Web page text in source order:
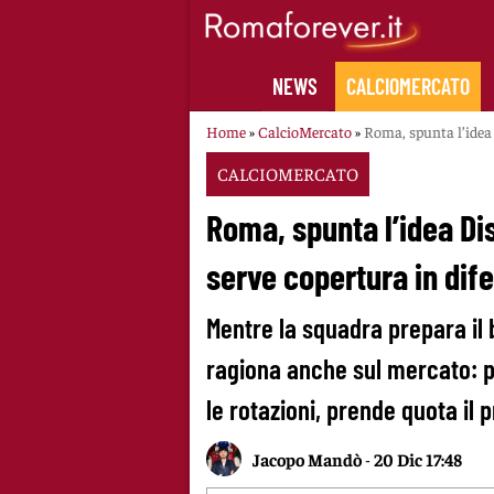
NEWS CALCIOMERCATO
Home»CalcioMercato» Roma, spunta
CALCIOMERCATO
Roma, spunta l’idea
serve copertura in
Mentre la squadra prepara
ragiona anche sul mercato:
le rotazioni, prende quota il
Jacopo Mandò-20 Dic 17:48